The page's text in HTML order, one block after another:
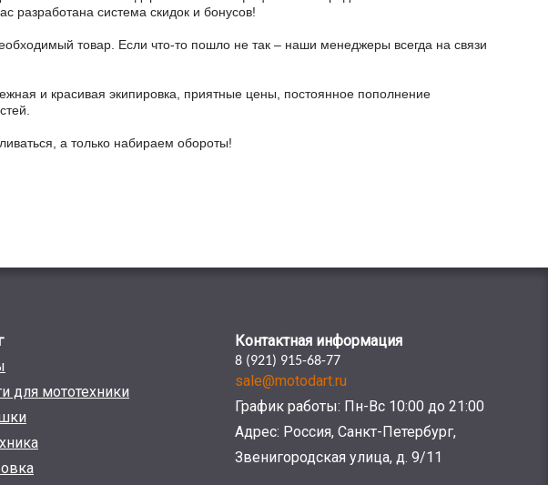
разработана система скидок и бонусов!
товар. Если что-то пошло не так – наши менеджеры всегда на связи
и красивая экипировка, приятные цены, постоянное пополнение
а только набираем обороты!
для мототехники
Контактная информация
8 (921) 915-68-77
sale@motodart.ru
График работы: Пн-Вс 10:00 до 21:00
Адрес: Россия, Санкт-Петербург,
Звенигородская улица, д. 9/11